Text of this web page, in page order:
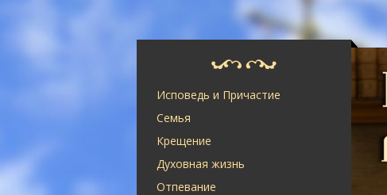
Исповедь и Причастие
Семья
Крещение
Духовная жизнь
Отпевание